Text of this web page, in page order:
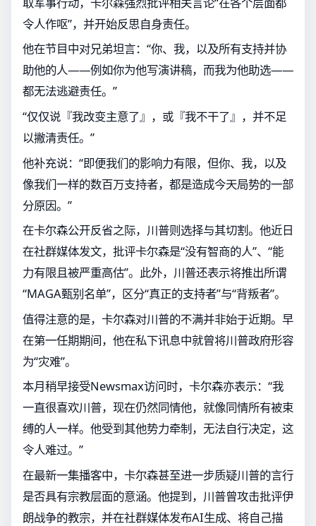
令人作呕”，并开始反思自身责任。
他在节目中对兄弟坦言：“你、我，以及所有支持并协
助他的人——例如你为他写演讲稿，而我为他助选——
都无法逃避责任。”
“仅仅说『我改变主意了』，或『我不干了』，并不足
以撇清责任。”
他补充说：“即便我们的影响力有限，但你、我，以及
像我们一样的数百万支持者，都是造成今天局势的一部
分原因。”
在卡尔森公开反省之际，川普则选择与其切割。他近日
在社群媒体发文，批评卡尔森是“没有智商的人”、“能
力有限且被严重高估”。此外，川普还表示将推出所谓
“MAGA甄别名单”，区分“真正的支持者”与“背叛者”。
值得注意的是，卡尔森对川普的不满并非始于近期。早
在第一任期期间，他在私下讯息中就曾将川普政府形容
为“灾难”。
本月稍早接受Newsmax访问时，卡尔森亦表示：“我
一直很喜欢川普，现在仍然同情他，就像同情所有被束
缚的人一样。他受到其他势力牵制，无法自行决定，这
令人难过。”
在最新一集播客中，卡尔森甚至进一步质疑川普的言行
是否具有宗教层面的意涵。他提到，川普曾攻击批评伊
朗战争的教宗，并在社群媒体发布AI生成、将自己描